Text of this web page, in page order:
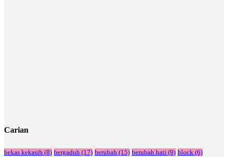
Carian
bekas kekasih (8) bergaduh (17) berubah (15) berubah hati (9) block (6)